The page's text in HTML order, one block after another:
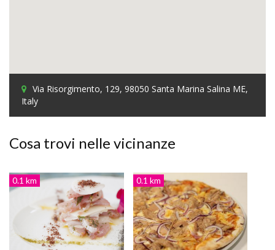
Via Risorgimento, 129, 98050 Santa Marina Salina ME,
Italy
Cosa trovi nelle vicinanze
0.1 km 0.1 km